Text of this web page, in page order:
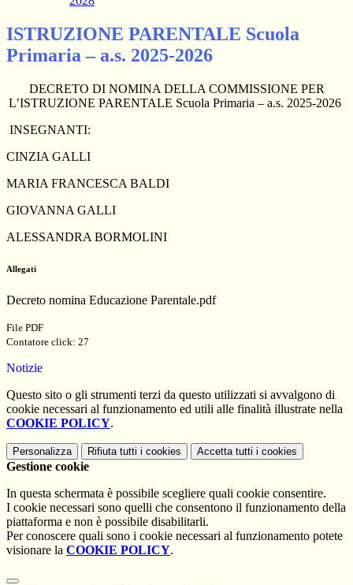
ISTRUZIONE PARENTALE Scuola
Primaria – a.s. 2025-2026
DECRETO DI NOMINA DELLA COMMISSIONE PER
L’ISTRUZIONE PARENTALE Scuola Primaria – a.s. 2025-2026
INSEGNANTI:
CINZIA GALLI
MARIA FRANCESCA BALDI
GIOVANNA GALLI
ALESSANDRA BORMOLINI
Allegati
Decreto nomina Educazione Parentale.pdf
File PDF
Contatore click: 27
Notizie
Questo sito o gli strumenti terzi da questo utilizzati si avvalgono di
cookie necessari al funzionamento ed utili alle finalità illustrate nella
COOKIE POLICY.
Personalizza Rifiuta tutti i cookies Accetta tutti i cookies
Gestione cookie
In questa schermata è possibile scegliere quali cookie consentire.
I cookie necessari sono quelli che consentono il funzionamento della
piattaforma e non è possibile disabilitarli.
Per conoscere quali sono i cookie necessari al funzionamento potete
visionare la COOKIE POLICY.